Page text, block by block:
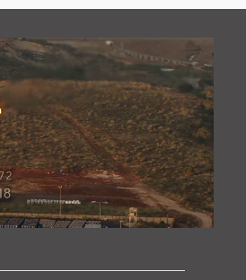
PAYS
CARTE
COLLECTIONS